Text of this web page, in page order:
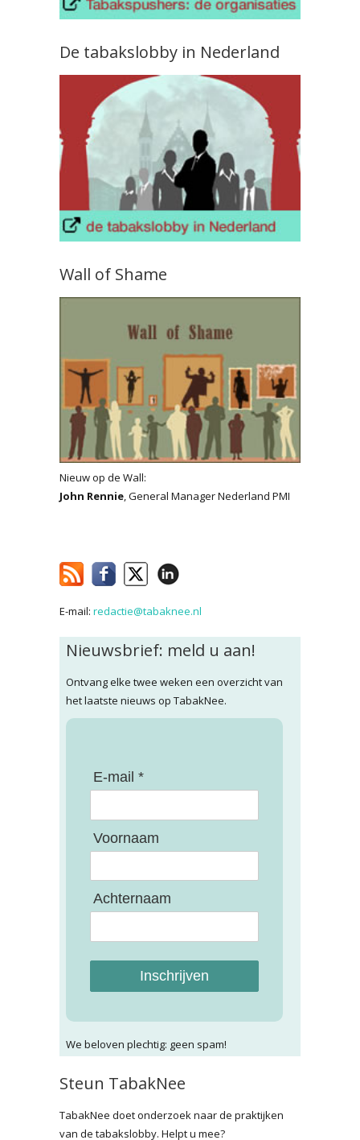
De tabakslobby in Nederland
Wall of Shame
Nieuw op de Wall:
John Rennie, General Manager Nederland PMI
E-mail: redactie@tabaknee.nl
Nieuwsbrief: meld u aan!
Ontvang elke twee weken een overzicht van
het laatste nieuws op TabakNee.
E-mail *
Voornaam
Achternaam
Inschrijven
We beloven plechtig: geen spam!
Steun TabakNee
TabakNee doet onderzoek naar de praktijken
van de tabakslobby. Helpt u mee?